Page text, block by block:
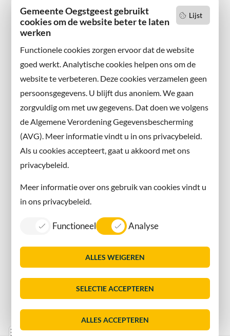
Lijst
Gemeente Oegstgeest gebruikt
cookies om de website beter te laten
werken
Functionele cookies zorgen ervoor dat de website
goed werkt. Analytische cookies helpen ons om de
website te verbeteren. Deze cookies verzamelen geen
persoonsgegevens. U blijft dus anoniem. We gaan
zorgvuldig om met uw gegevens. Dat doen we volgens
de Algemene Verordening Gegevensbescherming
(AVG). Meer informatie vindt u in ons privacybeleid.
Als u cookies accepteert, gaat u akkoord met ons
privacybeleid.
Meer informatie over ons gebruik van cookies vindt u
in ons privacybeleid.
Functioneel Analyse
ALLES WEIGEREN
SELECTIE ACCEPTEREN
ALLES ACCEPTEREN
LijstConsent
2342 AN Oegstgeest
Wilt u niets missen?
en volg ons ook op sociale media.
Facebook
X
Instagram
Contact met de gemeente
Contact
Information in English
Sitemap
Toegankelijkheid
Dorpsmarketing Oegstgeest